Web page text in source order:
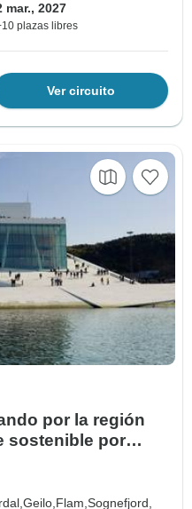
mar., 2027
plazas libres
Ver circuito
por la región
sostenible por
Geilo, Flam,Sognefjord,